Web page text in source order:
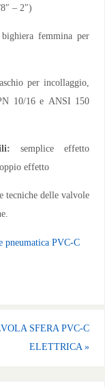
– 2″)
femmina per
per incollaggio,
10/16 e ANSI 150
semplice effetto
effetto
tecniche delle valvole
pneumatica PVC-C
SFERA PVC-C
ELETTRICA»